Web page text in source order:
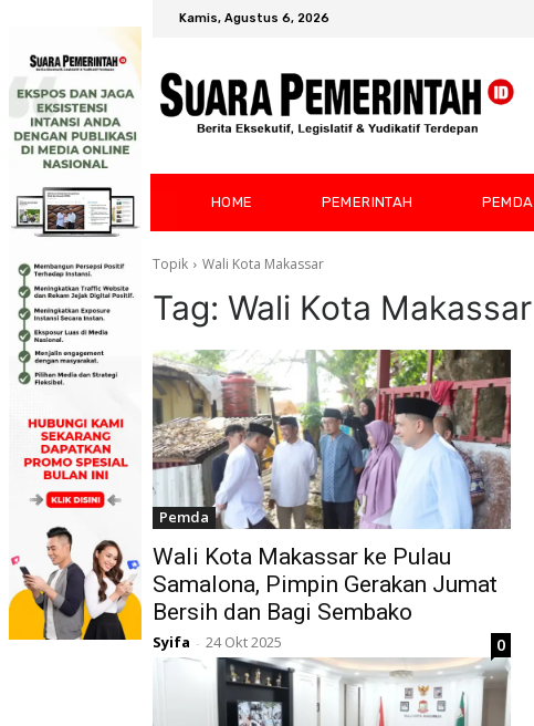
Kamis, Agustus 6, 2026
HOME PEMERINTAH PEMDA
Topik Wali Kota Makassar
Tag: Wali Kota Makassar
Pemda
Wali Kota Makassar ke Pulau
Samalona, Pimpin Gerakan Jumat
Bersih dan Bagi Sembako
Syifa - 24 Okt 2025 0